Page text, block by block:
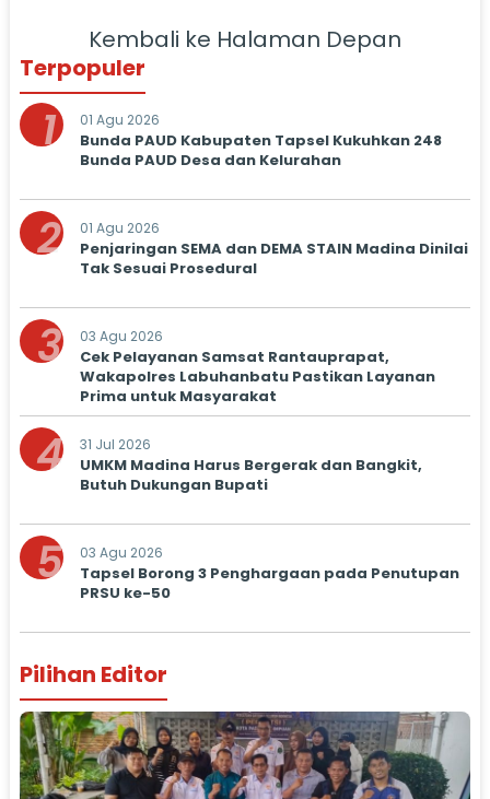
Kembali ke Halaman Depan
Terpopuler
1 01 Agu 2026
Bunda PAUD Kabupaten Tapsel Kukuhkan 248
Bunda PAUD Desa dan Kelurahan
2 01 Agu 2026
Penjaringan SEMA dan DEMA STAIN Madina Dinilai
Tak Sesuai Prosedural
3 03 Agu 2026
Cek Pelayanan Samsat Rantauprapat,
Wakapolres Labuhanbatu Pastikan Layanan
Prima untuk Masyarakat
4 31 Jul 2026
UMKM Madina Harus Bergerak dan Bangkit,
Butuh Dukungan Bupati
5 03 Agu 2026
Tapsel Borong 3 Penghargaan pada Penutupan
PRSU ke-50
Pilihan Editor